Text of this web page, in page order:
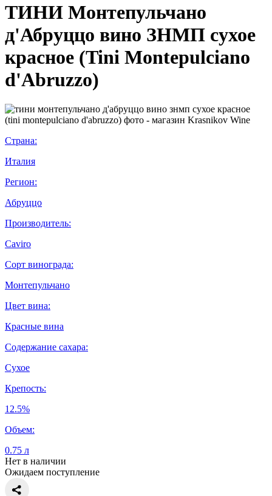
ТИНИ Монтепульчано
д'Абруццо вино ЗНМП сухое
красное (Tini Montepulciano
d'Abruzzo)
Страна:
Италия
Регион:
Абруццо
Производитель:
Caviro
Сорт винограда:
Монтепульчано
Цвет вина:
Красные вина
Содержание сахара:
Сухое
Крепость:
12.5%
Объем:
0.75 л
Нет в наличии
Ожидаем поступление